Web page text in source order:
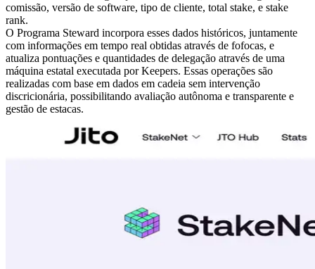
comissão, versão de software, tipo de cliente, total stake, e stake
rank.
O Programa Steward incorpora esses dados históricos, juntamente
com informações em tempo real obtidas através de fofocas, e
atualiza pontuações e quantidades de delegação através de uma
máquina estatal executada por Keepers. Essas operações são
realizadas com base em dados em cadeia sem intervenção
discricionária, possibilitando avaliação autônoma e transparente e
gestão de estacas.